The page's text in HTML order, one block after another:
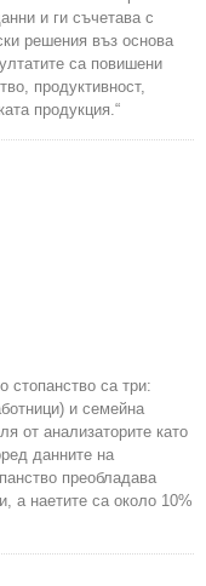
и ги съчетава с
решения въз основа
са повишени
продуктивност,
продукция.“
стопанство са три:
и семейна
от анализаторите като
данните на
преобладава
а наетите са около 10%